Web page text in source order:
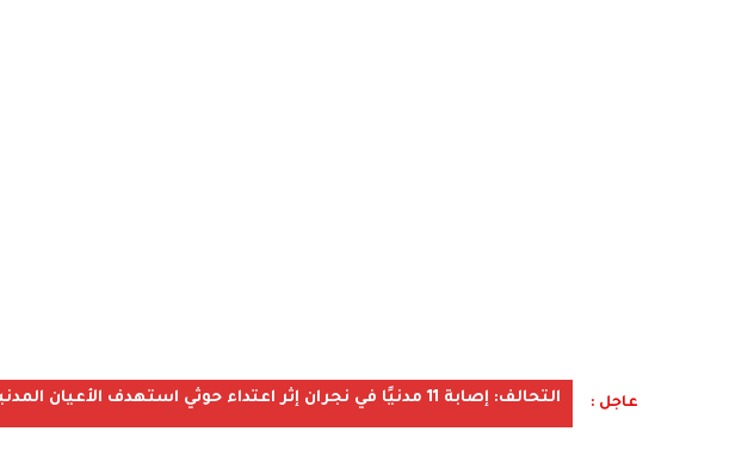
عاجل : التحالف: إصابة 11 مدنيًا في نجران إثر اعتداء حوثي استهدف الأعيان المدنية